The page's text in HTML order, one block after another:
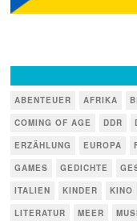
ABENTEUER AFRIKA
COMING OF AGE
DDR
ERZÄHLUNG
EUROPA
GAMES
GEDICHTE
ITALIEN
KINDER KINO
LITERATUR
MEER